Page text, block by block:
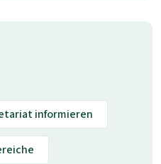
informieren